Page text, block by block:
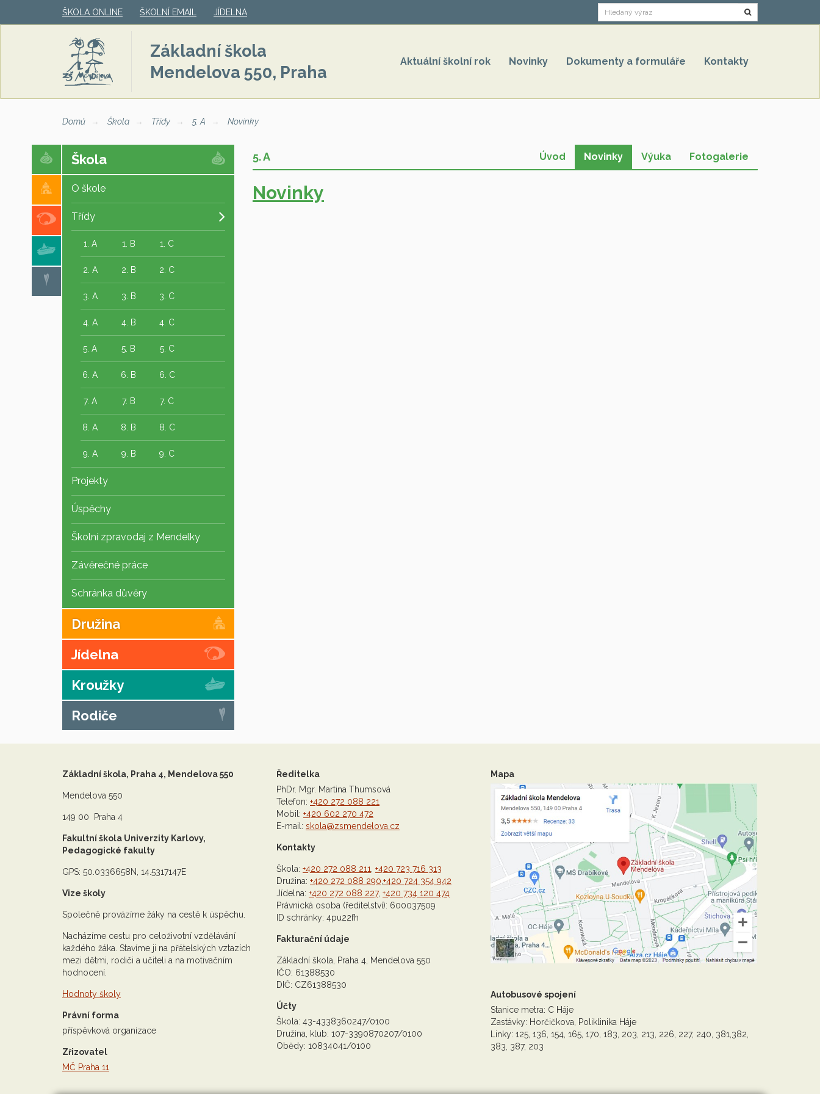
ŠKOLA ONLINE ŠKOLNÍ EMAIL JÍDELNA Hledat
Základní škola
Mendelova 550, Praha
Aktuální školní rok Novinky Dokumenty a formuláře Kontakty
Domů Škola Třídy 5. A Novinky
Škola
O škole
Třídy
1. A 1. B 1. C
2. A 2. B 2. C
3. A 3. B 3. C
4. A 4. B 4. C
5. A 5. B 5. C
6. A 6. B 6. C
7. A 7. B 7. C
8. A 8. B 8. C
9. A 9. B 9. C
Projekty
Úspěchy
Školní zpravodaj z Mendelky
Závěrečné práce
Schránka důvěry
Družina
Jídelna
Kroužky
Rodiče
5. A Úvod Novinky Výuka Fotogalerie
Novinky
Základní škola, Praha 4, Mendelova 550
Mendelova 550
149 00 Praha 4
Fakultní škola Univerzity Karlovy,
Pedagogické fakulty
GPS: 50.0336658N, 14.5317147E
Vize školy
Společně provázíme žáky na cestě k úspěchu.
Nacházíme cestu pro celoživotní vzdělávání
každého žáka. Stavíme ji na přátelských vztazích
mezi dětmi, rodiči a učiteli a na motivačním
hodnocení.
Hodnoty školy
Právní forma
příspěvková organizace
Zřizovatel
MČ Praha 11
Ředitelka
PhDr. Mgr. Martina Thumsová
Telefon: +420 272 088 221
Mobil: +420 602 270 472
E-mail: skola@zsmendelova.cz
Kontakty
Škola: +420 272 088 211 +420 723 716 313
Družina: +420 272 088 290 +420 724 354 942
Jídelna: +420 272 088 227, +420 734 120 474
Právnická osoba (ředitelství): 600037509
ID schránky: 4pu22fh
Fakturační údaje
Základní škola, Praha 4, Mendelova 550
IČO: 61388530
DIČ: CZ61388530
Účty
Škola: 43-4338360247/0100
Družina, klub: 107-3390870207/0100
Obědy: 10834041/0100
Mapa
Autobusové spojení
Stanice metra: C Háje
Zastávky: Horčičkova, Poliklinika Háje
Linky: 125, 136, 154, 165, 170, 183, 203, 213, 226, 227, 240, 381,382,
383, 387, 203